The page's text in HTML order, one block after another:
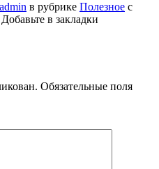
admin в рубрике Полезное с
Добавьте в закладки
Обязательные поля